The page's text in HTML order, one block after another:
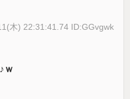
木) 22:31:41.74 ID:GGvgwk
ｗ